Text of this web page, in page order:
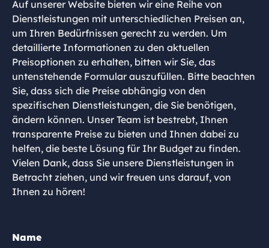
Auf unserer Website bieten wir eine Reihe von
Dienstleistungen mit unterschiedlichen Preisen an,
um Ihren Bedürfnissen gerecht zu werden. Um
detaillierte Informationen zu den aktuellen
Preisoptionen zu erhalten, bitten wir Sie, das
untenstehende Formular auszufüllen. Bitte beachten
Sie, dass sich die Preise abhängig von den
spezifischen Dienstleistungen, die Sie benötigen,
ändern können. Unser Team ist bestrebt, Ihnen
transparente Preise zu bieten und Ihnen dabei zu
helfen, die beste Lösung für Ihr Budget zu finden.
Vielen Dank, dass Sie unsere Dienstleistungen in
Betracht ziehen, und wir freuen uns darauf, von
Ihnen zu hören!
Name